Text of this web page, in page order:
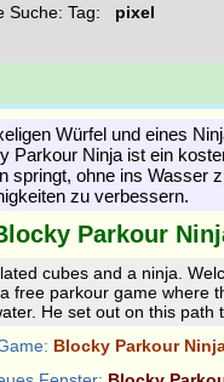
Suche: Tag: pixel
Würfel und eines
Parkour Ninja ist ein
springt, ohne ins Wasser
zu verbessern.
Parkour
cubes and a ninja.
free parkour game where
He set out on this path
Blocky Parkour